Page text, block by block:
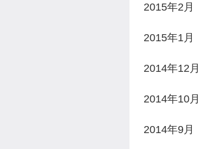
2015年2月
2015年1月
2014年12月
2014年10月
2014年9月